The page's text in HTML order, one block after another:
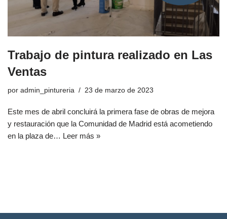
Trabajo de pintura realizado en Las
Ventas
por admin_pintureria 23 de marzo de 2023
Este mes de abril concluirá la primera fase de obras de mejora
y restauración que la Comunidad de Madrid está acometiendo
en la plaza de… Leer más »